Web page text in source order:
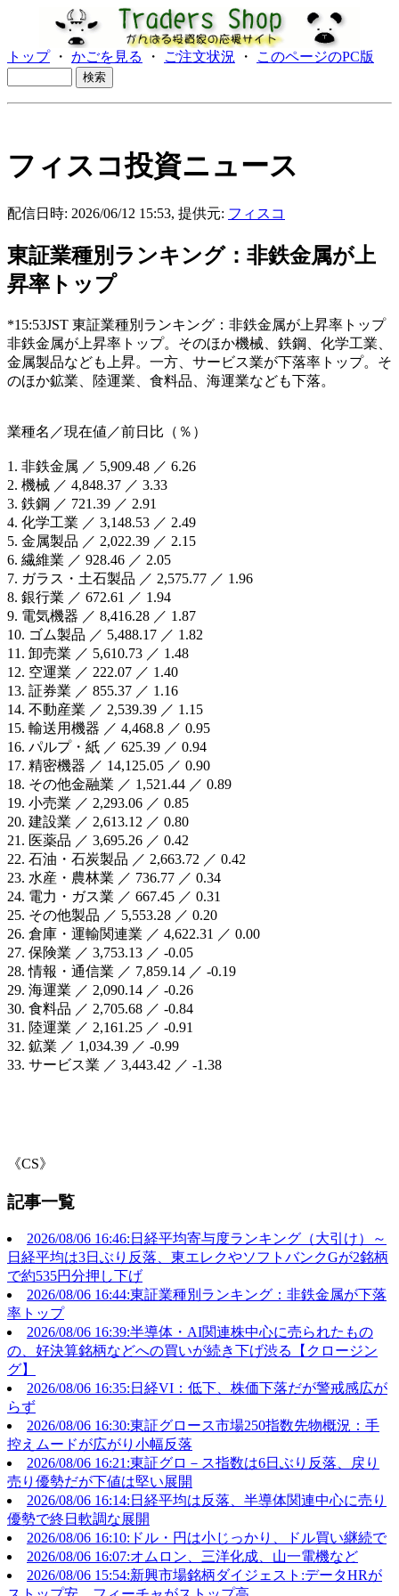
トップ・ かごを見る ・ ご注文状況 ・ このページのPC版
フィスコ投資ニュース
配信日時: 2026/06/12 15:53, 提供元: フィスコ
東証業種別ランキング：非鉄金属が上
昇率トップ
*15:53JST 東証業種別ランキング：非鉄金属が上昇率トップ
非鉄金属が上昇率トップ。そのほか機械、鉄鋼、化学工業、
金属製品なども上昇。一方、サービス業が下落率トップ。そ
のほか鉱業、陸運業、食料品、海運業なども下落。
業種名／現在値／前日比（％）
1. 非鉄金属 ／ 5,909.48 ／ 6.26
2. 機械 ／ 4,848.37 ／ 3.33
3. 鉄鋼 ／ 721.39 ／ 2.91
4. 化学工業 ／ 3,148.53 ／ 2.49
5. 金属製品 ／ 2,022.39 ／ 2.15
6. 繊維業 ／ 928.46 ／ 2.05
7. ガラス・土石製品 ／ 2,575.77 ／ 1.96
8. 銀行業 ／ 672.61 ／ 1.94
9. 電気機器 ／ 8,416.28 ／ 1.87
10. ゴム製品 ／ 5,488.17 ／ 1.82
11. 卸売業 ／ 5,610.73 ／ 1.48
12. 空運業 ／ 222.07 ／ 1.40
13. 証券業 ／ 855.37 ／ 1.16
14. 不動産業 ／ 2,539.39 ／ 1.15
15. 輸送用機器 ／ 4,468.8 ／ 0.95
16. パルプ・紙 ／ 625.39 ／ 0.94
17. 精密機器 ／ 14,125.05 ／ 0.90
18. その他金融業 ／ 1,521.44 ／ 0.89
19. 小売業 ／ 2,293.06 ／ 0.85
20. 建設業 ／ 2,613.12 ／ 0.80
21. 医薬品 ／ 3,695.26 ／ 0.42
22. 石油・石炭製品 ／ 2,663.72 ／ 0.42
23. 水産・農林業 ／ 736.77 ／ 0.34
24. 電力・ガス業 ／ 667.45 ／ 0.31
25. その他製品 ／ 5,553.28 ／ 0.20
26. 倉庫・運輸関連業 ／ 4,622.31 ／ 0.00
27. 保険業 ／ 3,753.13 ／ -0.05
28. 情報・通信業 ／ 7,859.14 ／ -0.19
29. 海運業 ／ 2,090.14 ／ -0.26
30. 食料品 ／ 2,705.68 ／ -0.84
31. 陸運業 ／ 2,161.25 ／ -0.91
32. 鉱業 ／ 1,034.39 ／ -0.99
33. サービス業 ／ 3,443.42 ／ -1.38
《CS》
記事一覧
2026/08/06 16:46:日経平均寄与度ランキング（大引け）～
日経平均は3日ぶり反落、東エレクやソフトバンクGが2銘柄
で約535円分押し下げ
2026/08/06 16:44:東証業種別ランキング：非鉄金属が下落
率トップ
2026/08/06 16:39:半導体・AI関連株中心に売られたもの
の、好決算銘柄などへの買いが続き下げ渋る【クロージン
グ】
2026/08/06 16:35:日経VI：低下、株価下落だが警戒感広が
らず
2026/08/06 16:30:東証グロース市場250指数先物概況：手
控えムードが広がり小幅反落
2026/08/06 16:21:東証グロ－ス指数は6日ぶり反落、戻り
売り優勢だが下値は堅い展開
2026/08/06 16:14:日経平均は反落、半導体関連中心に売り
優勢で終日軟調な展開
2026/08/06 16:10:ドル・円は小じっかり、ドル買い継続で
2026/08/06 16:07:オムロン、三洋化成、山一電機など
2026/08/06 15:54:新興市場銘柄ダイジェスト:データHRが